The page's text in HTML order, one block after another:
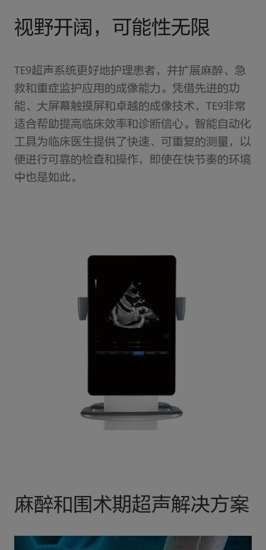
视野开阔，可能性无限
TE9超声系统更好地护理患者，并扩展麻醉、急
救和重症监护应用的成像能力。凭借先进的功
能、大屏幕触摸屏和卓越的成像技术，TE9非常
适合帮助提高临床效率和诊断信心。智能自动化
工具为临床医生提供了快速、可重复的测量，以
便进行可靠的检查和操作，即使在快节奏的环境
中也是如此。
麻醉和围术期超声解决方案